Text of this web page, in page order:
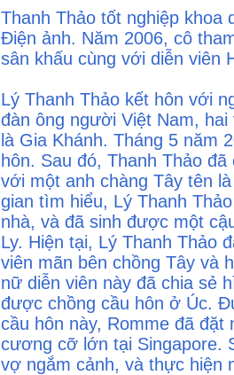
Thanh Thảo tốt nghiệp khoa
Điện ảnh. Năm 2006, cô
sân khấu cùng với diễn viên
Lý Thanh Thảo kết hôn với
đàn ông người Việt Nam,
là Gia Khánh. Tháng 5 năm
hôn. Sau đó, Thanh Thảo
với một anh chàng Tây tên
gian tìm hiểu, Lý Thanh
nhà, và đã sinh được một
Ly. Hiện tại, Lý Thanh Thảo
viên mãn bên chồng Tây và
nữ diễn viên này đã chia sẻ
được chồng cầu hôn ở Úc.
cầu hôn này, Romme đã đặt
cương cỡ lớn tại Singapore.
vợ ngắm cảnh, và thực hiện